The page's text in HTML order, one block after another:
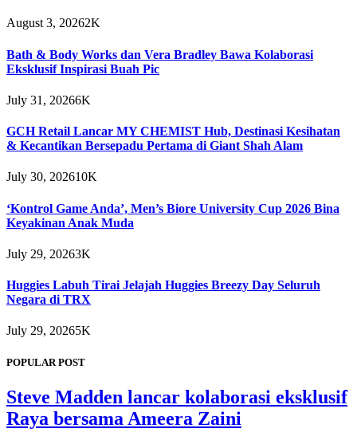
August 3, 20262K
Bath & Body Works dan Vera Bradley Bawa Kolaborasi
Eksklusif Inspirasi Buah Pic
July 31, 20266K
GCH Retail Lancar MY CHEMIST Hub, Destinasi Kesihatan
& Kecantikan Bersepadu Pertama di Giant Shah Alam
July 30, 202610K
‘Kontrol Game Anda’, Men’s Biore University Cup 2026 Bina
Keyakinan Anak Muda
July 29, 20263K
Huggies Labuh Tirai Jelajah Huggies Breezy Day Seluruh
Negara di TRX
July 29, 20265K
POPULAR POST
Steve Madden lancar kolaborasi eksklusif
Raya bersama Ameera Zaini